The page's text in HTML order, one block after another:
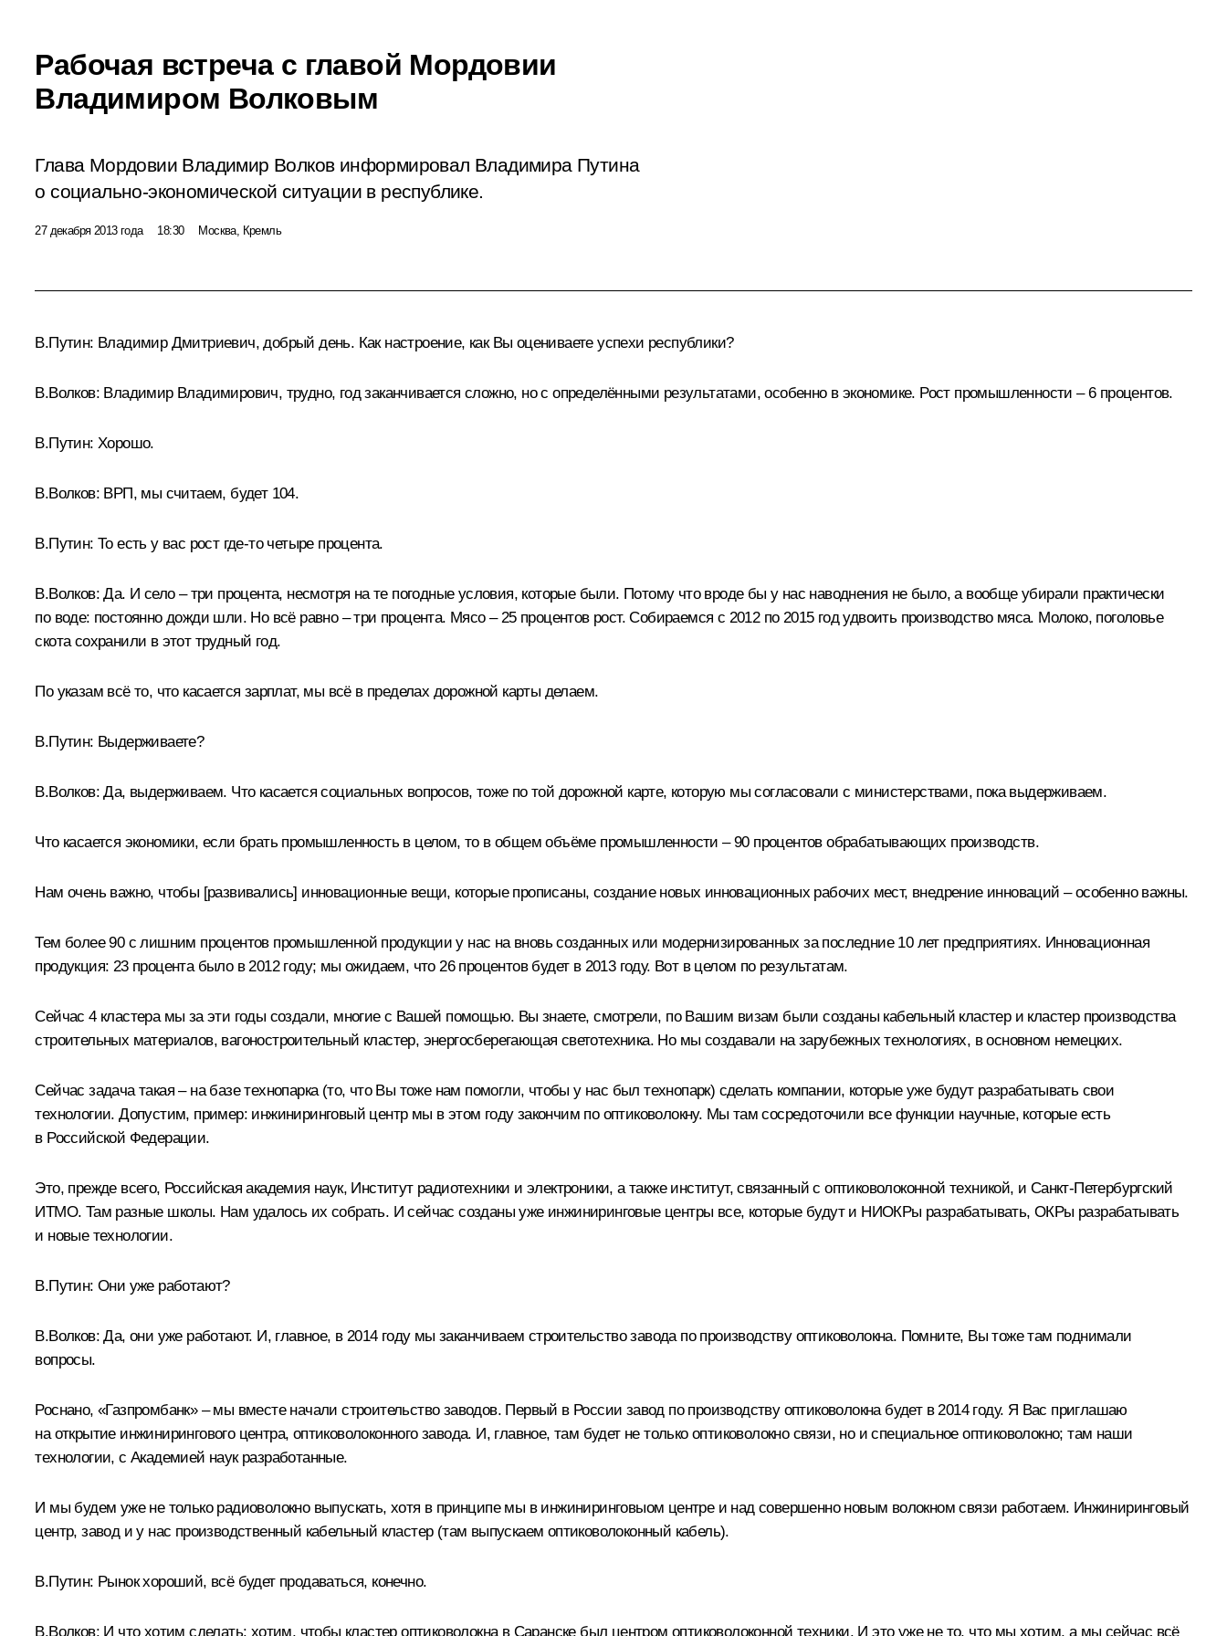
Рабочая встреча с главой Мордовии
Владимиром Волковым
Глава Мордовии Владимир Волков информировал Владимира Путина
о социально-экономической ситуации в республике.
27 декабря 2013 года 18:30 Москва, Кремль
В.Путин: Владимир Дмитриевич, добрый день. Как настроение, как Вы оцениваете успехи республики?
В.Волков: Владимир Владимирович, трудно, год заканчивается сложно, но с определёнными результатами, особенно в экономике. Рост промышленности – 6 процентов.
В.Путин: Хорошо.
В.Волков: ВРП, мы считаем, будет 104.
В.Путин: То есть у вас рост где‑то четыре процента.
В.Волков: Да. И село – три процента, несмотря на те погодные условия, которые были. Потому что вроде бы у нас наводнения не было, а вообще убирали практически
по воде: постоянно дожди шли. Но всё равно – три процента. Мясо – 25 процентов рост. Собираемся с 2012 по 2015 год удвоить производство мяса. Молоко, поголовье
скота сохранили в этот трудный год.
По указам всё то, что касается зарплат, мы всё в пределах дорожной карты делаем.
В.Путин: Выдерживаете?
В.Волков: Да, выдерживаем. Что касается социальных вопросов, тоже по той дорожной карте, которую мы согласовали с министерствами, пока выдерживаем.
Что касается экономики, если брать промышленность в целом, то в общем объёме промышленности – 90 процентов обрабатывающих производств.
Нам очень важно, чтобы [развивались] инновационные вещи, которые прописаны, создание новых инновационных рабочих мест, внедрение инноваций – особенно важны.
Тем более 90 с лишним процентов промышленной продукции у нас на вновь созданных или модернизированных за последние 10 лет предприятиях. Инновационная
продукция: 23 процента было в 2012 году; мы ожидаем, что 26 процентов будет в 2013 году. Вот в целом по результатам.
Сейчас 4 кластера мы за эти годы создали, многие с Вашей помощью. Вы знаете, смотрели, по Вашим визам были созданы кабельный кластер и кластер производства
строительных материалов, вагоностроительный кластер, энергосберегающая светотехника. Но мы создавали на зарубежных технологиях, в основном немецких.
Сейчас задача такая – на базе технопарка (то, что Вы тоже нам помогли, чтобы у нас был технопарк) сделать компании, которые уже будут разрабатывать свои
технологии. Допустим, пример: инжиниринговый центр мы в этом году закончим по оптиковолокну. Мы там сосредоточили все функции научные, которые есть
в Российской Федерации.
Это, прежде всего, Российская академия наук, Институт радиотехники и электроники, а также институт, связанный с оптиковолоконной техникой, и Санкт-Петербургский
ИТМО. Там разные школы. Нам удалось их собрать. И сейчас созданы уже инжиниринговые центры все, которые будут и НИОКРы разрабатывать, ОКРы разрабатывать
и новые технологии.
В.Путин: Они уже работают?
В.Волков: Да, они уже работают. И, главное, в 2014 году мы заканчиваем строительство завода по производству оптиковолокна. Помните, Вы тоже там поднимали
вопросы.
Роснано, «Газпромбанк» – мы вместе начали строительство заводов. Первый в России завод по производству оптиковолокна будет в 2014 году. Я Вас приглашаю
на открытие инжинирингового центра, оптиковолоконного завода. И, главное, там будет не только оптиковолокно связи, но и специальное оптиковолокно; там наши
технологии, с Академией наук разработанные.
И мы будем уже не только радиоволокно выпускать, хотя в принципе мы в инжиниринговыом центре и над совершенно новым волокном связи работаем. Инжиниринговый
центр, завод и у нас производственный кабельный кластер (там выпускаем оптиковолоконный кабель).
В.Путин: Рынок хороший, всё будет продаваться, конечно.
В.Волков: И что хотим сделать: хотим, чтобы кластер оптиковолокна в Саранске был центром оптиковолоконной техники. И это уже не то, что мы хотим, а мы сейчас всё